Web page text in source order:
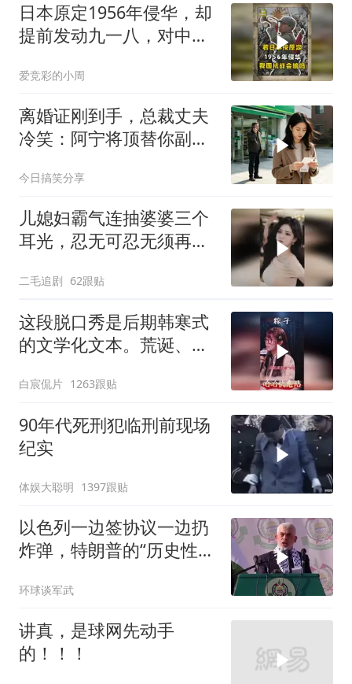
日本原定1956年侵华，却
提前发动九一八，对中国
爱竞彩的小周
离婚证刚到手，总裁丈夫
冷笑：阿宁将顶替你副总
今日搞笑分享
儿媳妇霸气连抽婆婆三个
耳光，忍无可忍无须再
二毛追剧 62跟贴
这段脱口秀是后期韩寒式
的文学化文本。荒诞、激
白宸侃片 1263跟贴
90年代死刑犯临刑前现场
纪实
体娱大聪明 1397跟贴
以色列一边签协议一边扔
炸弹，特朗普的“历史性协
环球谈军武
讲真，是球网先动手
的！！！